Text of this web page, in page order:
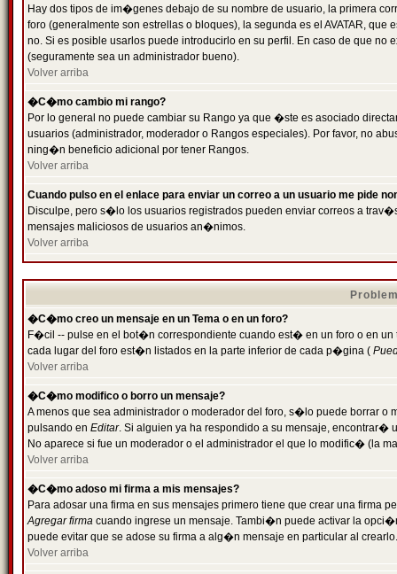
Hay dos tipos de im�genes debajo de su nombre de usuario, la primera
foro (generalmente son estrellas o bloques), la segunda es el AVATAR,
no. Si es posible usarlos puede introducirlo en su perfil. En caso de que
(seguramente sea un administrador bueno).
Volver arriba
�C�mo cambio mi rango?
Por lo general no puede cambiar su Rango ya que �ste es asociado
usuarios (administrador, moderador o Rangos especiales). Por favor, no
ning�n beneficio adicional por tener Rangos.
Volver arriba
Cuando pulso en el enlace para enviar un correo a un usuario me pide
Disculpe, pero s�lo los usuarios registrados pueden enviar correos a
mensajes maliciosos de usuarios an�nimos.
Volver arriba
�C�mo creo un mensaje en un Tema o en un foro?
F�cil -- pulse en el bot�n correspondiente cuando est� en un foro o en
cada lugar del foro est�n listados en la parte inferior de cada p�gina (
Volver arriba
�C�mo modifico o borro un mensaje?
A menos que sea administrador o moderador del foro, s�lo puede borrar o
pulsando en Editar. Si alguien ya ha respondido a su mensaje, encontrar�
No aparece si fue un moderador o el administrador el que lo modific� (la
Volver arriba
�C�mo adoso mi firma a mis mensajes?
Para adosar una firma en sus mensajes primero tiene que crear una firma
Agregar firma cuando ingrese un mensaje. Tambi�n puede activar la
puede evitar que se adose su firma a alg�n mensaje en particular al crearlo.
Volver arriba